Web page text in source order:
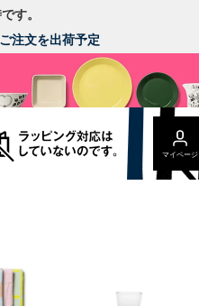
す。
注文を出荷予定
マイページ